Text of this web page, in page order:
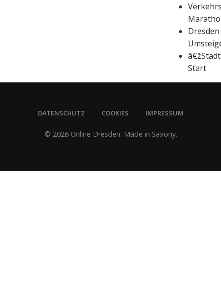
Start
DATENSCHUTZ COOKIES IMPRESSUM
© 2026 Online Dresden. Made in Saxony.